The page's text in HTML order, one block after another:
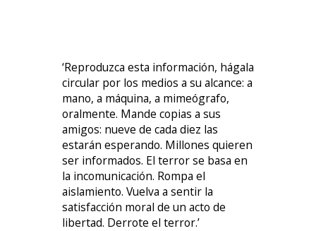
‘Reproduzca esta información, hágala
circular por los medios a su alcance: a
mano, a máquina, a mimeógrafo,
oralmente. Mande copias a sus
amigos: nueve de cada diez las
estarán esperando. Millones quieren
ser informados. El terror se basa en
la incomunicación. Rompa el
aislamiento. Vuelva a sentir la
satisfacción moral de un acto de
libertad. Derrote el terror.’